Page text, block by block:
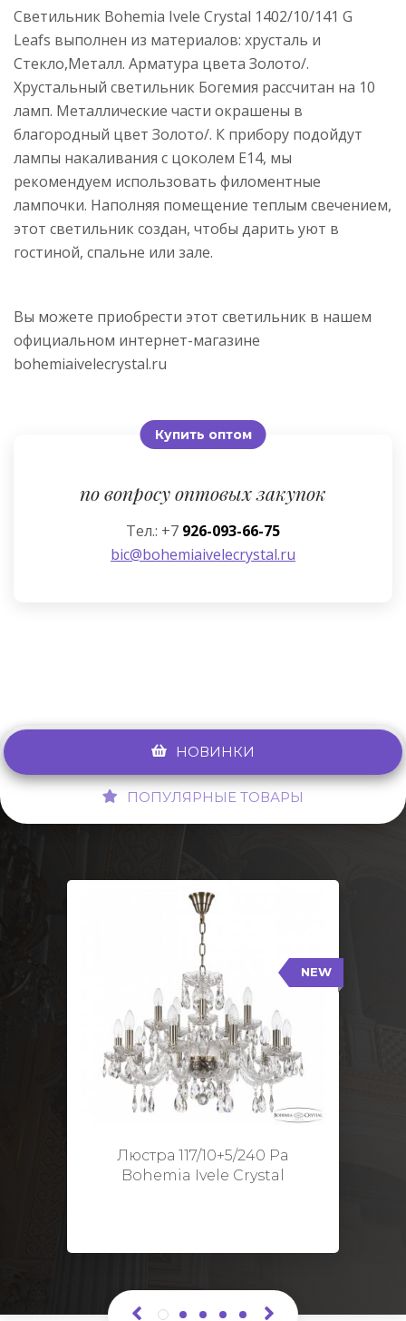
Светильник Bohemia Ivele Crystal 1402/10/141 G
Leafs выполнен из материалов: хрусталь и
Стекло,Металл. Арматура цвета Золото/.
Хрустальный светильник Богемия рассчитан на 10
ламп. Металлические части окрашены в
благородный цвет Золото/. К прибору подойдут
лампы накаливания с цоколем E14, мы
рекомендуем использовать филоментные
лампочки. Наполняя помещение теплым свечением,
этот светильник создан, чтобы дарить уют в
гостиной, спальне или зале.
Вы можете приобрести этот светильник в нашем
официальном интернет-магазине
bohemiaivelecrystal.ru
Купить оптом
по вопросу оптовых закупок
Тел.: +7 926-093-66-75
bic@bohemiaivelecrystal.ru
НОВИНКИ
ПОПУЛЯРНЫЕ ТОВАРЫ
NEW
Люстра 117/10+5/240 Pa
Bohemia Ivele Crystal
117/10+5/240 Pa
Тип: Стеклянный рожок
Цвет арматуры: Патина/
Кол-во ламп: 15
Диаметр: 70 см